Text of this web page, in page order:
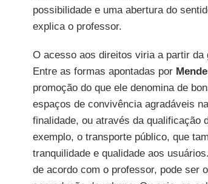
possibilidade e uma abertura do
explica o professor.
O acesso aos direitos viria a partir
Entre as formas apontadas por
promoção do que ele denomina de
espaços de convivência agradáveis
finalidade, ou através da qualificação
exemplo, o transporte público, que
tranquilidade e qualidade aos
de acordo com o professor, pode ser